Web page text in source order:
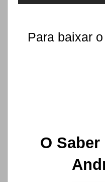
Para baixar
O